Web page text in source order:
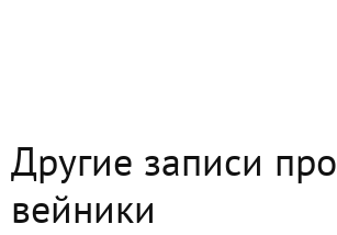
Другие записи про
вейники